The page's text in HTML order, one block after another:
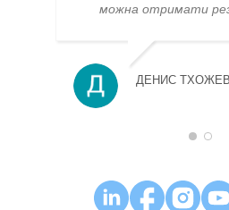
можна отримати
ДЕНИС